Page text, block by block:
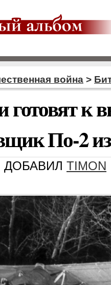
война >
готовят к
По-2
ДОБАВИЛ TIMON